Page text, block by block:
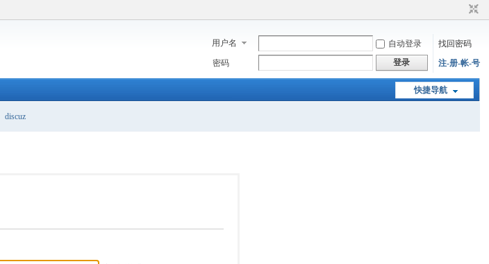
用户名 自动登录
找回密码
密码
登录 注-册-帐-号
快捷导航
discuz